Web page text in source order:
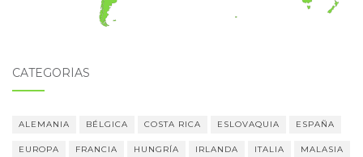
CATEGORÍAS
ALEMANIA BÉLGICA COSTA RICA ESLOVAQUIA ESPAÑA
EUROPA FRANCIA HUNGRÍA IRLANDA ITALIA MALASIA